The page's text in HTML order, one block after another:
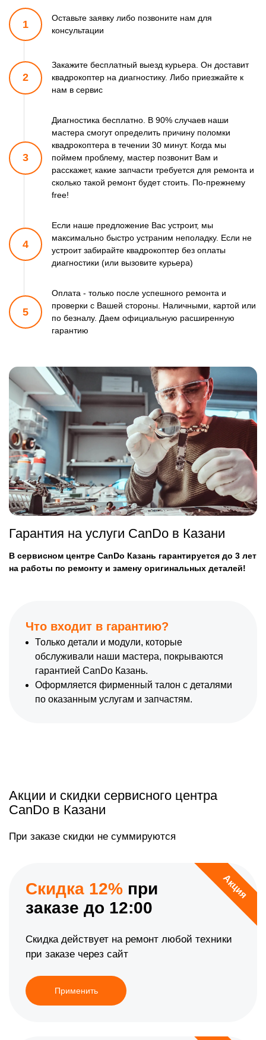
1
Оставьте заявку либо позвоните нам для
консультации
2
Закажите бесплатный выезд курьера. Он доставит
квадрокоптер на диагностику. Либо приезжайте к
нам в сервис
3
Диагностика бесплатно. В 90% случаев наши
мастера смогутопределить причину поломки
квадрокоптера в течении 30 минут. Когда мы
поймем проблему, мастер позвонит Вам и
расскажет, какие запчасти требуется для ремонта и
сколько такой ремонтбудет стоить. По-прежнему
free!
4
Если наше предложение Вас устроит, мы
максимально быстро устраним неполадку. Если не
устроит забирайте квадрокоптер без оплаты
диагностики (или вызовите курьера)
5
Оплата - только после успешного ремонта и
проверки с Вашей стороны. Наличными, картой или
по безналу. Даем официальную расширенную
гарантию
Гарантия на услуги CanDo в Казани
В сервисном центре CanDo Казань гарантируется до 3 лет
на работы по ремонту и замену оригинальных деталей!
Что входит в гарантию?
Только детали и модули, которые
обслуживали наши мастера, покрываются
гарантией CanDo Казань.
Оформляется фирменный талон с деталями
по оказанным услугам и запчастям.
Акции и скидки сервисного центра
CanDo в Казани
При заказе скидки не суммируются
Акция
Скидка 12% при
заказе до 12:00
Скидка действует на ремонт любой техники
при заказе через сайт
Применить